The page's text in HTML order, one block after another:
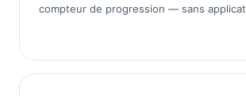
compteur de progression — sans